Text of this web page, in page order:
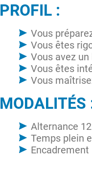
PROFIL :
Vous
Vous êtes
Vous avez
Vous êtes
Vous
MODALITÉS
Alternance
Temps plein